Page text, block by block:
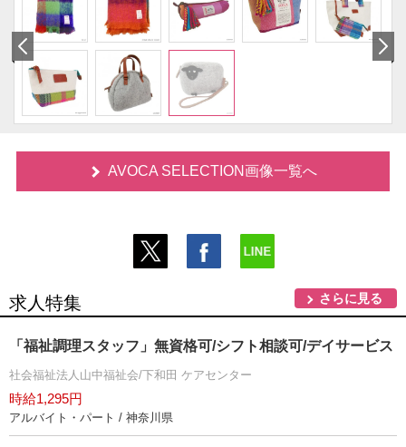
AVOCA SELECTION画像一覧へ
求人特集 さらに見る
「福祉調理スタッフ」無資格可/シフト相談可/デイサービス
社会福祉法人山中福祉会/下和田 ケアセンター
時給1,295円
アルバイト・パート / 神奈川県